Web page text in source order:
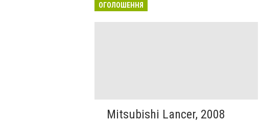
ОГОЛОШЕННЯ
Mitsubishi Lancer, 2008